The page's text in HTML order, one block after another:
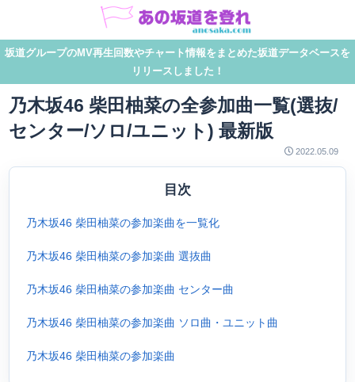
坂道グループのMV再生回数やチャート情報をまとめた坂道データベースを
リリースしました！
乃木坂46 柴田柚菜の全参加曲一覧(選抜/
センター/ソロ/ユニット) 最新版
2022.05.09
目次
乃木坂46 柴田柚菜の参加楽曲を一覧化
乃木坂46 柴田柚菜の参加楽曲 選抜曲
乃木坂46 柴田柚菜の参加楽曲 センター曲
乃木坂46 柴田柚菜の参加楽曲 ソロ曲・ユニット曲
乃木坂46 柴田柚菜の参加楽曲